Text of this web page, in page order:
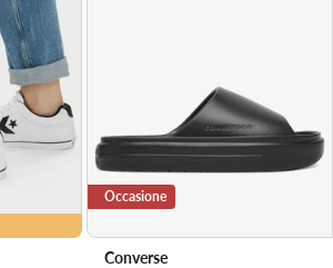
Occasione
Converse